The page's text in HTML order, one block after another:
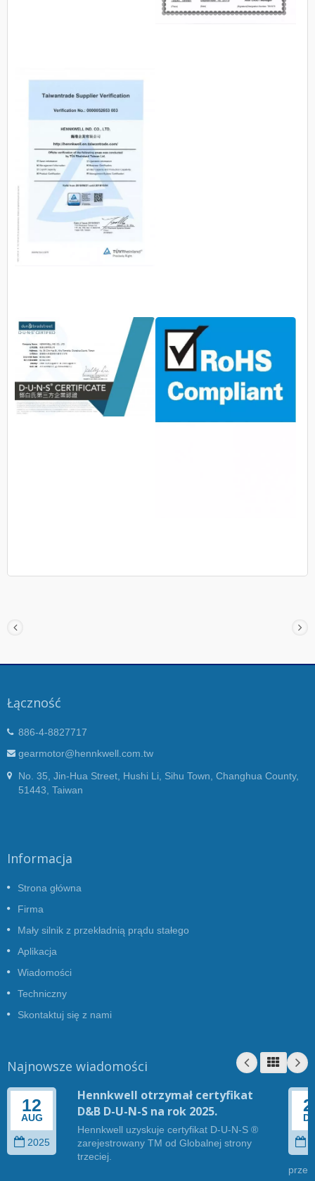
Łączność
886-4-8827717
gearmotor@hennkwell.com.tw
No. 35, Jin-Hua Street, Hushi Li, Sihu Town, Changhua County,
51443, Taiwan
Informacja
Strona główna
Firma
Mały silnik z przekładnią prądu stałego
Aplikacja
Wiadomości
Techniczny
Skontaktuj się z nami
Najnowsze wiadomości
12
AUG
2025
Hennkwell otrzymał certyfikat
D&B D-U-N-S na rok 2025.
Hennkwell uzyskuje certyfikat D-U-N-S ®
zarejestrowany TM od Globalnej strony
trzeciej.